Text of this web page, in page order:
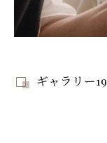
ギャラリー19